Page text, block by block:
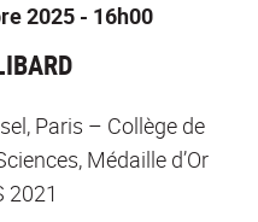
2025 - 16h00
Paris – Collège de
Médaille d’Or
2021